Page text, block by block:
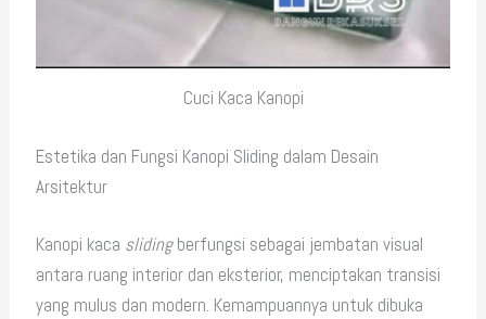
Cuci Kaca Kanopi
Estetika dan Fungsi Kanopi Sliding dalam Desain
Arsitektur
Kanopi kaca slidingberfungsi sebagai jembatan visual
antara ruang interior dan eksterior, menciptakan transisi
yang mulus dan modern. Kemampuannya untuk dibuka